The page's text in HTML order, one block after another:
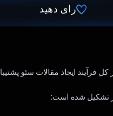
رای دهید
تشکیل شده است: